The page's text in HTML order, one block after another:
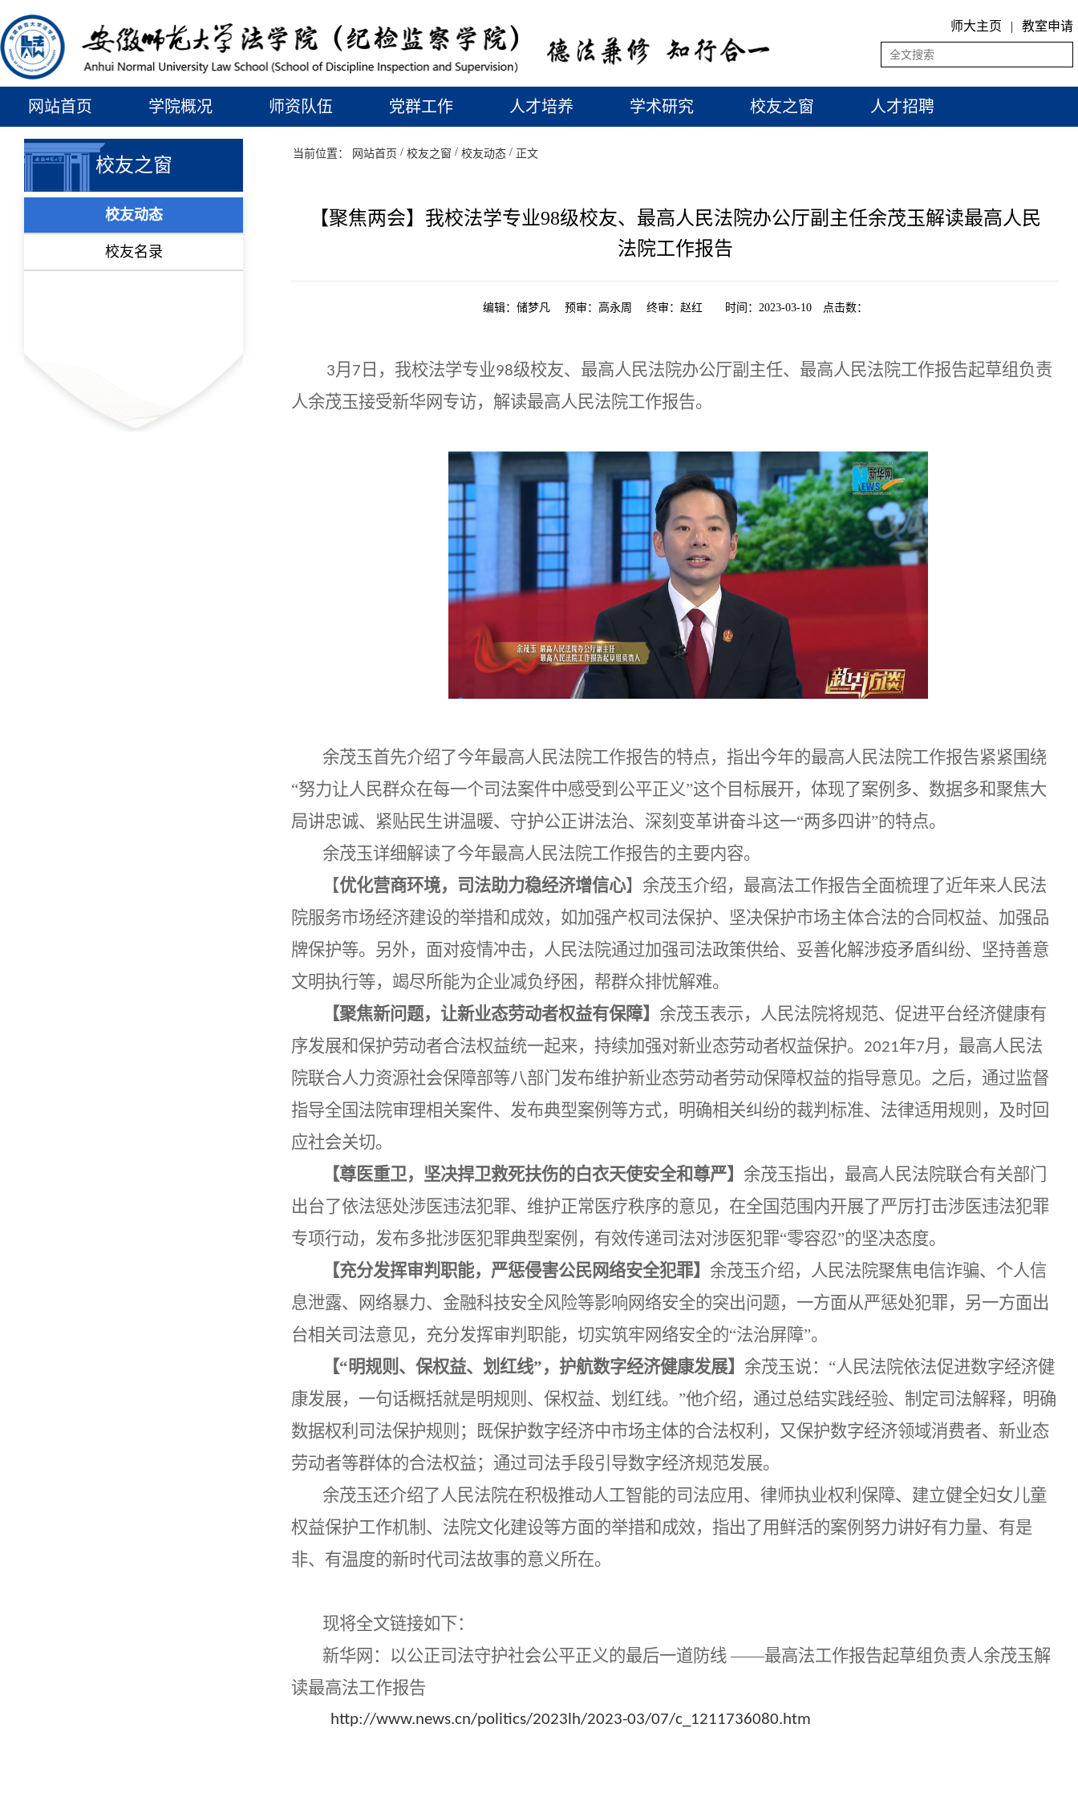
师大主页 | 教室申请
网站首页 学院概况 师资队伍 党群工作 人才培养 学术研究 校友之窗 人才招聘
校友之窗
校友动态
校友名录
当前位置： 网站首页 / 校友之窗 / 校友动态 / 正文
【聚焦两会】我校法学专业98级校友、最高人民法院办公厅副主任余茂玉解读最高人民
法院工作报告
编辑：储梦凡 预审：高永周 终审：赵红 时间：2023-03-10 点击数：
3月 7 日，我校法学专业98级校友、最高人民法院办公厅副主任、最高人民法院工作报告起草组负责
人余茂玉接受新华网专访，解读最高人民法院工作报告。
余茂玉首先介绍了今年最高人民法院工作报告的特点，指出今年的最高人民法院工作报告紧紧围绕
“努力让人民群众在每一个司法案件中感受到公平正义”这个目标展开，体现了案例多、数据多和聚焦大
局讲忠诚、紧贴民生讲温暖、守护公正讲法治、深刻变革讲奋斗这一“两多四讲”的特点。
余茂玉详细解读了今年最高人民法院工作报告的主要内容。
【优化营商环境，司法助力稳经济增信心】 余茂玉介绍，最高法工作报告全面梳理了近年来人民法
院服务市场经济建设的举措和成效，如加强产权司法保护、 坚决保护市场主体合法的合同权益、 加强品
牌保护等。另外，面对疫情冲击，人民法院通过加强司法政策供给、 妥善化解涉疫矛盾纠纷、 坚持善意
文明执行等， 竭尽所能为企业减负纾困，帮群众排忧解难。
【聚焦新问题，让新业态劳动者权益有保障】 余茂玉表示，人民法院将规范、促进平台经济健康有
序发展和保护劳动者合法权益统一起来，持续加强对新业态劳动者权益保护。
2021年7月，最高人民法
院联合人力资源社会保障部等八部门发布维护新业态劳动者劳动保障权益的指导意见。之后，通过监督
指导全国法院审理相关案件、发布典型案例等方式，明确相关纠纷的裁判标准、法律适用规则，及时回
应社会关切。
【尊医重卫，坚决捍卫救死扶伤的白衣天使安全和尊严】 余茂玉指出，最高人民法院联合有关部门
出台了依法惩处涉医违法犯罪、维护正常医疗秩序的意见，在全国范围内开展了严厉打击涉医违法犯罪
专项行动，发布多批涉医犯罪典型案例，有效传递司法对涉医犯罪“零容忍”的坚决态度。
【充分发挥审判职能，严惩侵害公民网络安全犯罪】 余茂玉介绍，
人民法院聚焦电信诈骗、个人信
息泄露、网络暴力、金融科技安全风险等影响网络安全的突出问题， 一方面从严惩处犯罪，另一方面出
台相关司法意见， 充分发挥审判职能，切实筑牢网络安全的“法治屏障”。
【“明规则、保权益、划红线”，护航数字经济健康发展】 余茂玉说： “人民法院依法促进数字经济健
康发展，一句话概括就是明规则、保权益、划红线。”他介绍，通过总结实践经验、制定司法解释，明确
数据权利司法保护规则；既保护数字经济中市场主体的合法权利，又保护数字经济领域消费者、新业态
劳动者等群体的合法权益；通过司法手段引导数字经济规范发展。
余茂玉还介绍了 人民法院在积极推动人工智能的司法应用、 律师执业权利保障、 建立健全妇女儿童
权益保护工作机制 、法院文化建设等方面的举措和成效，指出了用鲜活的案例努力讲好有力量、有是
非、有温度的新时代司法故事的意义所在。
现将全文链接如下：
新华网：以公正司法守护社会公平正义的最后一道防线 ——最高法工作报告起草组负责人余茂玉解
读最高法工作报告
http://www.news.cn/politics/2023lh/2023-03/07/c_1211736080.htm